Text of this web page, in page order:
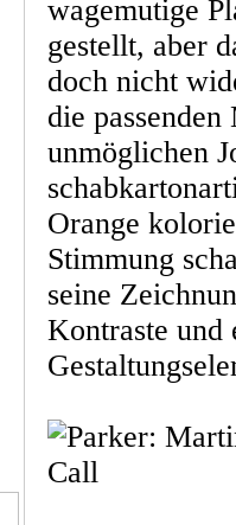
wagemutige
gestellt, aber
doch nicht
die
unmöglichen
Orange
Stimmung
seine
Kontraste und